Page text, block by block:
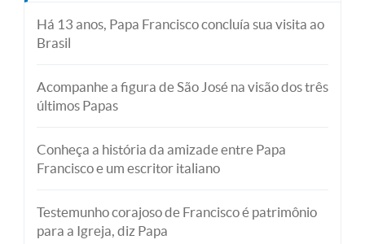
Há 13 anos, Papa Francisco concluía sua visita ao
Brasil
Acompanhe a figura de São José na visão dos três
últimos Papas
Conheça a história da amizade entre Papa
Francisco e um escritor italiano
Testemunho corajoso de Francisco é patrimônio
para a Igreja, diz Papa